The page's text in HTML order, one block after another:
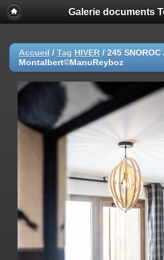
Galerie documents
Accueil / Tag HIVER / 245 SNOROC
Montalbert©ManuReyboz